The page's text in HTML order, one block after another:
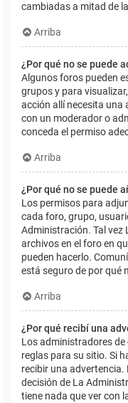
cambiadas a mitad de
Arriba
¿Por qué no se puede
Algunos foros pueden
grupos y para
acción allí necesita una
con un moderador o
conceda el permiso
Arriba
¿Por qué no se puede
Los permisos para
cada foro, grupo,
Administración. Tal
archivos en el foro en
pueden hacerlo.
está seguro de por qué
Arriba
¿Por qué recibí una
Los administradores
reglas para su sitio. Si
recibir una advertencia.
decisión de La
tiene nada que ver con